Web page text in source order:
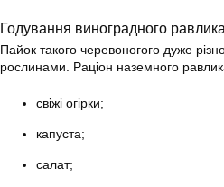
Годування виноградного равлика
Пайок такого черевоногого дуже
рослинами. Раціон наземного
свіжі огірки;
капуста;
салат;